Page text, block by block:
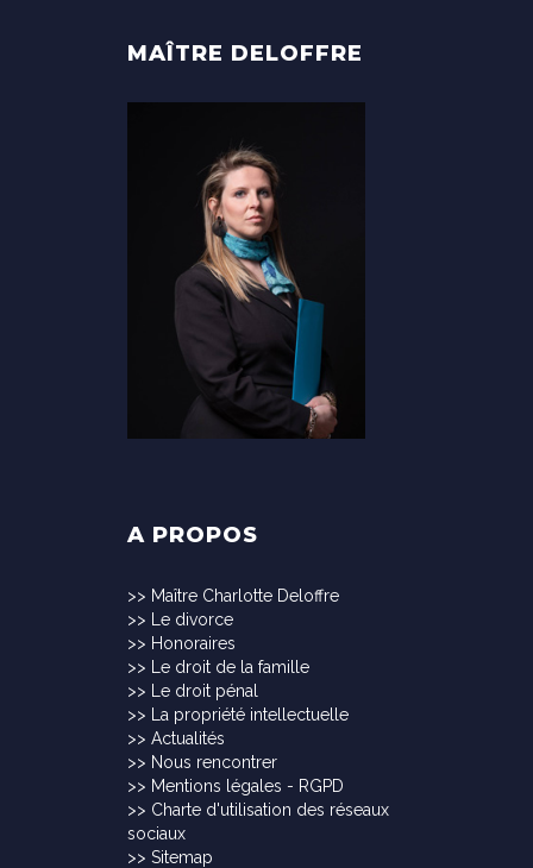
MAÎTRE DELOFFRE
A PROPOS
>> Maître Charlotte Deloffre
>>
Le divorce
>> Honoraires
>>
Le droit de la famille
>>
Le droit pénal
>>
La propriété intellectuelle
>> Actualités
>> Nous rencontrer
>> Mentions légales - RGPD
>> Charte d'utilisation des réseaux
sociaux
>> Sitemap